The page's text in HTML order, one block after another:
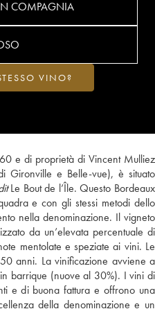
e di proprietà di Vincent Mulliez
Gironville e Belle-vue), è situato
Le Bout de l’Île. Questo Bordeaux
e con gli stessi metodi dello
nella denominazione. Il vigneto
da un’elevata percentuale di
mentolate e speziate ai vini. Le
anni. La vinificazione avviene a
barrique (nuove al 30%). I vini di
e di buona fattura e offrono una
della denominazione e un
COMPAGNIA
VINO?